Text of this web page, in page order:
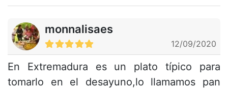
monnalisaes
12/09/2020
En Extremadura es un plato típico para
tomarlo en el desayuno,lo llamamos pan